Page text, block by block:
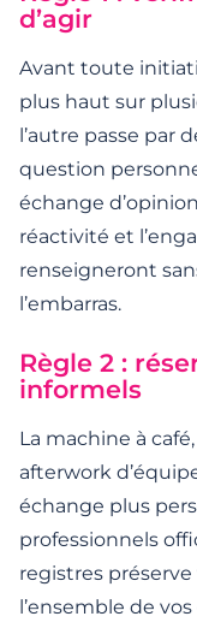
d’agir
Avant toute
plus haut sur
l’autre passe par
question
échange
réactivité et
renseigneront
l’embarras.
Règle 2 :
informels
La machine à
afterwork
échange plus
professionnels
registres
l’ensemble de